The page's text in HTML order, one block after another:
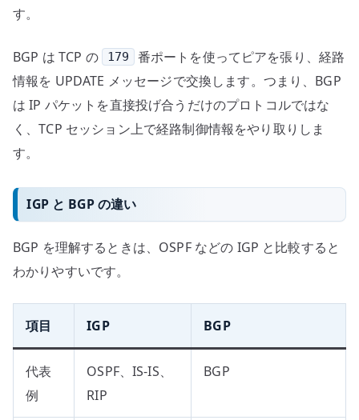
す。
BGP は TCP の 179
番ポートを使ってピアを張り、経路
情報を UPDATE メッセージで交換します。つまり、BGP
は IP パケットを直接投げ合うだけのプロトコルではな
く、TCP セッション上で経路制御情報をやり取りしま
す。
IGP と BGP の違い
BGP を理解するときは、OSPF などの IGP と比較すると
わかりやすいです。
項目 IGP BGP
代表
例
OSPF、IS-IS、
RIP
BGP